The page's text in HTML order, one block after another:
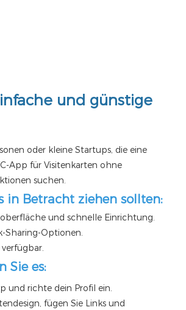
und günstige
oder kleine Startups, die eine
App für Visitenkarten ohne
suchen.
in Betracht ziehen sollten:
und schnelle Einrichtung.
Sharing-Optionen.
verfügbar.
Sie es:
und richte dein Profil ein.
fügen Sie Links und